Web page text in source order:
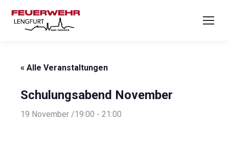
« Alle Veranstaltungen
Schulungsabend November
19 November /19:00 - 21:00